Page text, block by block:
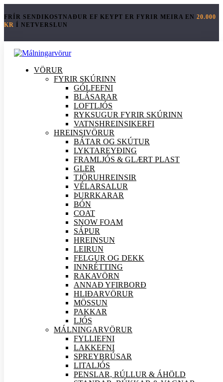
FRÍR SENDIKOSTNAÐUR EF KEYPT ER FYRIR MEIRA EN 20.000
KR Í NETVERSLUN
VÖRUR
FYRIR SKÚRINN
GÓLFEFNI
BLÁSARAR
LOFTLJÓS
RYKSUGUR FYRIR SKÚRINN
VATNSHREINSIKERFI
HREINSIVÖRUR
BÁTAR OG SKÚTUR
LYKTAREYÐING
FRAMLJÓS & GLÆRT PLAST
GLER
TJÖRUHREINSIR
VÉLARSALUR
ÞURRKARAR
BÓN
COAT
SNOW FOAM
SÁPUR
HREINSUN
LEIRUN
FELGUR OG DEKK
INNRÉTTING
RAKAVÖRN
ANNAÐ YFIRBORÐ
HLIÐARVÖRUR
MÖSSUN
PAKKAR
LJÓS
MÁLNINGARVÖRUR
FYLLIEFNI
LAKKEFNI
SPREYBRÚSAR
LITALJÓS
PENSLAR, RÚLLUR & ÁHÖLD